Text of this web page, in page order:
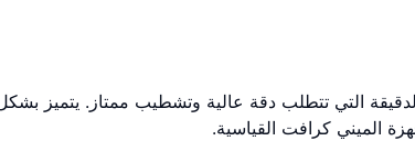
التي تتطلب دقة عالية وتشطيب ممتاز. يتميز